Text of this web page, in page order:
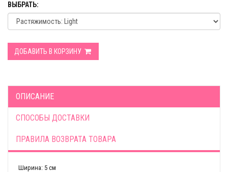
ВЫБРАТЬ:
ДОБАВИТЬ В КОРЗИНУ
ОПИСАНИЕ
СПОСОБЫ ДОСТАВКИ
ПРАВИЛА ВОЗВРАТА ТОВАРА
Ширина: 5 см